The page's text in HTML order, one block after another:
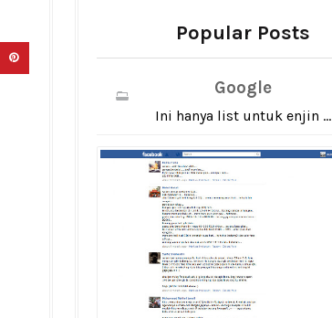
Popular Posts
Google
Ini hanya list untuk enjin ...